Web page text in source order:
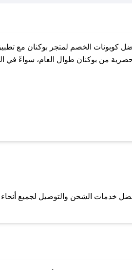
كوبونات الخصم لمتجر بوكنان مع
من بوكنان طوال العام، سواءً في
تطبيق صحصح، يمكنك العثور
لا تقلق! يمكنك التواصل مع
خدمات الشحن والتوصيل لجميع